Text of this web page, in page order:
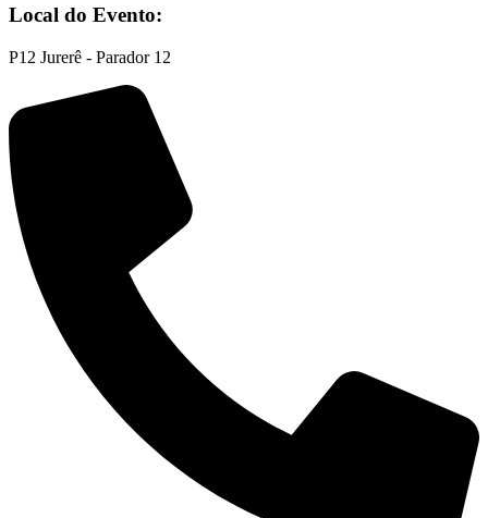
Local do Evento:
P12 Jurerê - Parador 12